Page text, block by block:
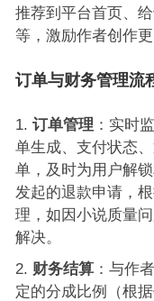
推荐到平台首页、
等，激励作者创作更
订单与财务管理流
订单管理 ：实时
单生成、支付状态
单，及时为用户解
发起的退款申请，
理，如因小说质量
解决。
财务结算：与作
定的分成比例（根